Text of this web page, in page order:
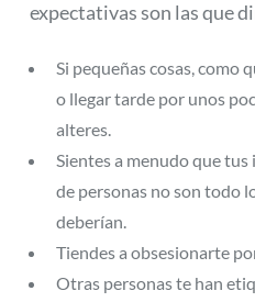
expectativas son las que
Si pequeñas cosas, como
o llegar tarde por unos
alteres.
Sientes a menudo que
de personas no son todo
deberían.
Tiendes a obsesionarte
Otras personas te han